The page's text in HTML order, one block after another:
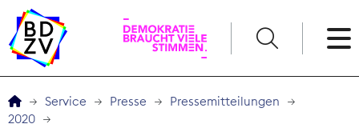
English
Service Presse
Pressemitteilungen
2020